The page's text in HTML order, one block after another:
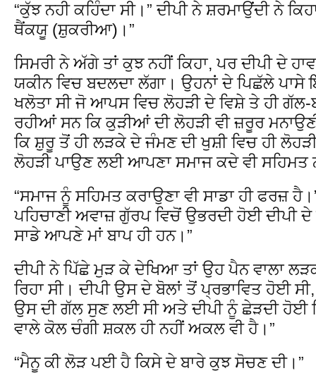
“ਕੁੱਝ ਨਹੀ ਕਹਿੰਦਾ ਸੀ।” ਦੀਪੀ ਨੇ ਸ਼ਰਮਾਉਂਦੀ ਨੇ
ਥੈਂਕਯੂ (ਸ਼ੁਕਰੀਆ)।”
ਸਿਮਰੀ ਨੇ ਅੱਗੇ ਤਾਂ ਕੁਝ ਨਹੀਂ ਕਿਹਾ, ਪਰ ਦੀਪੀ ਦੇ
ਯਕੀਨ ਵਿਚ ਬਦਲਦਾ ਲੱਗਾ। ਉਹਨਾਂ ਦੇ ਪਿਛੱਲੇ
ਖਲੋਤਾ ਸੀ ਜੋ ਆਪਸ ਵਿਚ ਲੋਹੜੀ ਦੇ ਵਿਸ਼ੇ ਤੇ ਹੀ
ਰਹੀਆਂ ਸਨ ਕਿ ਕੁੜੀਆਂ ਦੀ ਲੋਹੜੀ ਵੀ ਜ਼ਰੂਰ
ਕਿ ਸ਼ੁਰੂ ਤੋਂ ਹੀ ਲੜਕੇ ਦੇ ਜੰਮਣ ਦੀ ਖੁਸ਼ੀ ਵਿਚ ਹੀ
ਲੋਹੜੀ ਪਾਉਣ ਲਈ ਆਪਣਾ ਸਮਾਜ ਕਦੇ ਵੀ ਸਹਿਮਤ
“ਸਮਾਜ ਨੂੰ ਸਹਿਮਤ ਕਰਾਉਣਾ ਵੀ ਸਾਡਾ ਹੀ ਫਰਜ਼
ਪਹਿਚਾਣੀ ਅਵਾਜ਼ ਗੁੱਰਪ ਵਿਚੋਂ ਉਭਰਦੀ ਹੋਈ ਦੀਪੀ ਦੇ
ਸਾਡੇ ਆਪਣੇ ਮਾਂ ਬਾਪ ਹੀ ਹਨ।”
ਦੀਪੀ ਨੇ ਪਿੱਛੇ ਮੁੜ ਕੇ ਦੇਖਿਆ ਤਾਂ ਉਹ ਪੈਨ ਵਾਲਾ
ਰਿਹਾ ਸੀ। ਦੀਪੀ ਉਸ ਦੇ ਬੋਲਾਂ ਤੋਂ ਪ੍ਰਭਾਵਿਤ ਹੋਈ
ਉਸ ਦੀ ਗੱਲ ਸੁਣ ਲਈ ਸੀ ਅਤੇ ਦੀਪੀ ਨੂੰ ਛੇੜਦੀ ਹੋਈ
ਵਾਲੇ ਕੋਲ ਚੰਗੀ ਸ਼ਕਲ ਹੀ ਨਹੀਂ ਅਕਲ ਵੀ ਹੈ।”
“ਮੈਨੂ ਕੀ ਲੋੜ ਪਈ ਹੈ ਕਿਸੇ ਦੇ ਬਾਰੇ ਕੁਝ ਸੋਚਣ ਦੀ।”